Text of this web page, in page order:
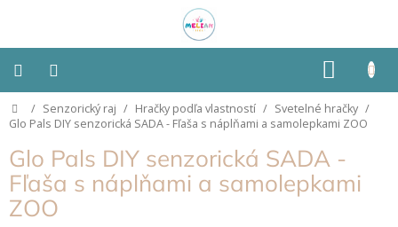
KOŠÍK
Montessori
Detská
izba
Senzorické
Domov
/ Senzorický raj / Hračky podľa vlastností / Svetelné hračky /
Glo Pals DIY senzorická SADA - Fľaša s náplňami a samolepkami ZOO
Glo Pals DIY senzorická SADA -
Fľaša s náplňami a samolepkami
ZOO